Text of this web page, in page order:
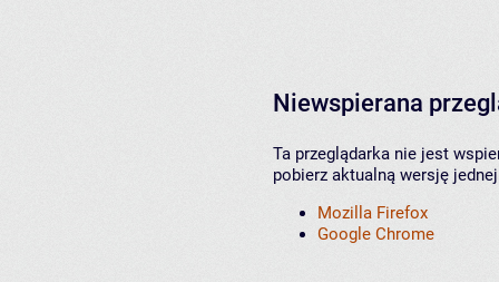
Niewspierana
Ta przeglądarka nie jest
pobierz aktualną wersję
Mozilla Firefox
Google Chrome